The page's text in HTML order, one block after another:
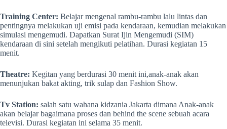
Training Center: Belajar mengenal rambu-rambu lalu lintas dan
pentingnya melakukan uji emisi pada kendaraan, kemudian melakukan
simulasi mengemudi. Dapatkan Surat Ijin Mengemudi (SIM)
kendaraan di sini setelah mengikuti pelatihan. Durasi kegiatan 15
menit.
Theatre: Kegitan yang berdurasi 30 menit ini,anak-anak akan
menunjukan bakat akting, trik sulap dan Fashion Show.
Tv Station: salah satu wahana kidzania Jakarta dimana Anak-anak
akan belajar bagaimana proses dan behind the scene sebuah acara
televisi. Durasi kegiatan ini selama 35 menit.